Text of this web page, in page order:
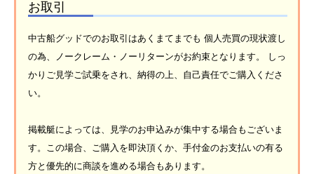
お取引
中古船グッドでのお取引はあくまてまでも 個人売買の現状渡し
の為、ノークレーム・ノーリターンがお約束となります。 しっ
かりご見学ご試乗をされ、納得の上、自己責任でご購入くださ
い。
掲載艇によっては、見学のお申込みが集中する場合もございま
す。この場合、ご購入を即決頂くか、手付金のお支払いの有る
方と優先的に商談を進める場合もあります。